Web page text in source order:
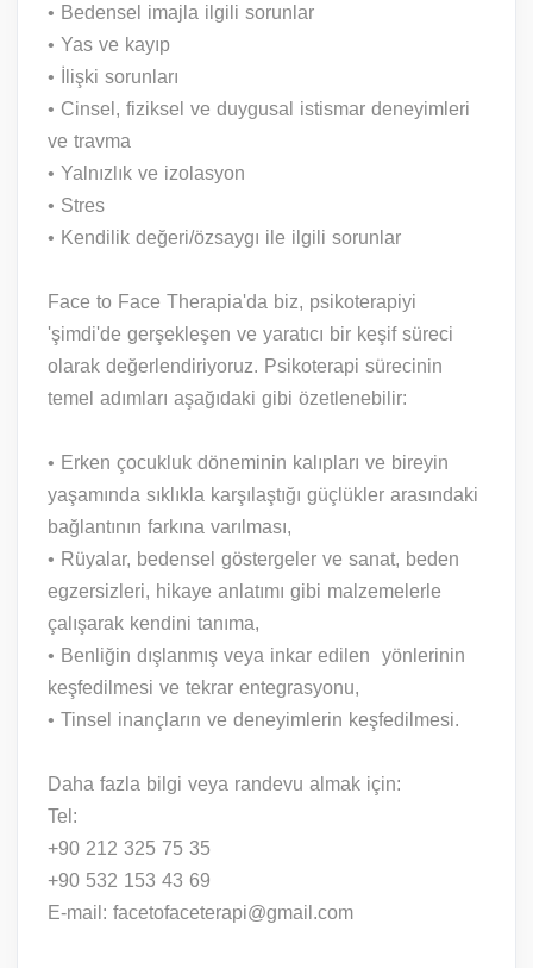
• Bedensel imajla ilgili sorunlar
• Yas ve kayıp
• İlişki sorunları
• Cinsel, fiziksel ve duygusal istismar deneyimleri
ve travma
• Yalnızlık ve izolasyon
• Stres
• Kendilik değeri/özsaygı ile ilgili sorunlar
Face to Face Therapia'da biz, psikoterapiyi
'şimdi'de gerşekleşen ve yaratıcı bir keşif süreci
olarak değerlendiriyoruz. Psikoterapi sürecinin
temel adımları aşağıdaki gibi özetlenebilir:
• Erken çocukluk döneminin kalıpları ve bireyin
yaşamında sıklıkla karşılaştığı güçlükler arasındaki
bağlantının farkına varılması,
• Rüyalar, bedensel göstergeler ve sanat, beden
egzersizleri, hikaye anlatımı gibi malzemelerle
çalışarak kendini tanıma,
• Benliğin dışlanmış veya inkar edilen yönlerinin
keşfedilmesi ve tekrar entegrasyonu,
• Tinsel inançların ve deneyimlerin keşfedilmesi.
Daha fazla bilgi veya randevu almak için:
Tel:
+90 212 325 75 35
+90 532 153 43 69
E-mail: facetofaceterapi@gmail.com